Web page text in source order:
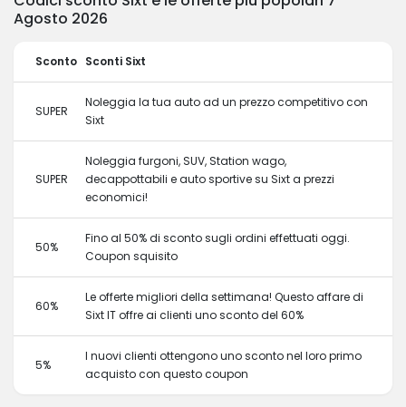
Agosto 2026
Sconto Sconti Sixt
SUPER
Noleggia la tua auto ad un prezzo competitivo con
Sixt
SUPER
Noleggia furgoni, SUV, Station wago,
decappottabili e auto sportive su Sixt a prezzi
economici!
50%
Fino al 50% di sconto sugli ordini effettuati oggi.
Coupon squisito
60%
Le offerte migliori della settimana! Questo affare di
Sixt IT offre ai clienti uno sconto del 60%
5%
I nuovi clienti ottengono uno sconto nel loro primo
acquisto con questo coupon